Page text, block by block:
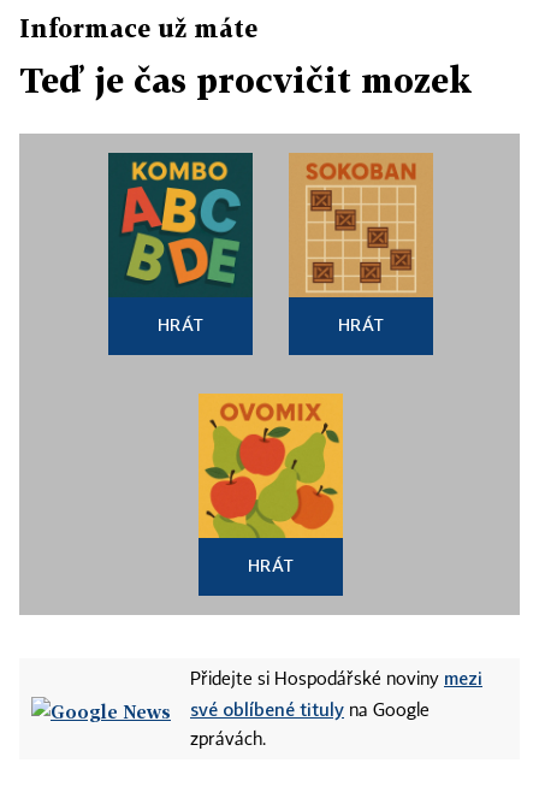
Informace už máte
Teď je čas procvičit mozek
HRÁT HRÁT
HRÁT
Přidejte si Hospodářské noviny mezi
své oblíbené tituly na Google
zprávách.